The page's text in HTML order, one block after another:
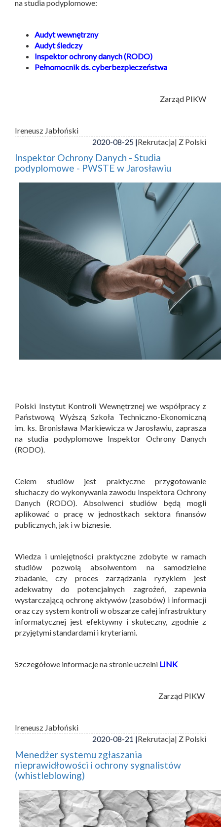
na studia podyplomowe:
Audyt wewnętrzny
Audyt śledczy
Inspektor ochrony danych (RODO)
Pełnomocnik ds. cyberbezpieczeństwa
Zarząd PIKW
Ireneusz Jabłoński
2020-08-25 |Rekrutacja| Z Polski
Inspektor Ochrony Danych - Studia
podyplomowe - PWSTE w Jarosławiu
Polski Instytut Kontroli Wewnętrznej we współpracy z
Państwową Wyższą Szkoła Techniczno-Ekonomiczną
im. ks. Bronisława Markiewicza w Jarosławiu, zaprasza
na studia podyplomowe Inspektor Ochrony Danych
(RODO).
Celem studiów jest praktyczne przygotowanie
słuchaczy do wykonywania zawodu Inspektora Ochrony
Danych (RODO). Absolwenci studiów będą mogli
aplikować o pracę w jednostkach sektora finansów
publicznych, jak i w biznesie.
Wiedza i umiejętności praktyczne zdobyte w ramach
studiów pozwolą absolwentom na samodzielne
zbadanie, czy proces zarządzania ryzykiem jest
adekwatny do potencjalnych zagrożeń, zapewnia
wystarczającą ochronę aktywów (zasobów) i informacji
oraz czy system kontroli w obszarze całej infrastruktury
informatycznej jest efektywny i skuteczny, zgodnie z
przyjętymi standardami i kryteriami.
Szczegółowe informacje na stronie uczelni LINK
Zarząd PIKW
Ireneusz Jabłoński
2020-08-21 |Rekrutacja| Z Polski
Menedżer systemu zgłaszania
nieprawidłowości i ochrony sygnalistów
(whistleblowing)